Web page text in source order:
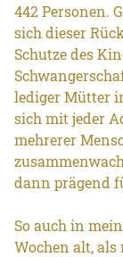
442 Personen.
sich dieser
Schutze des
lediger Mütter
sich mit jeder
mehrerer
dann prägend
So auch in
Wochen alt,